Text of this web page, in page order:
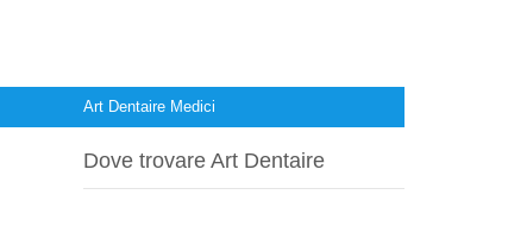
Dove trovare Art Dentaire
Art Dentaire Medici